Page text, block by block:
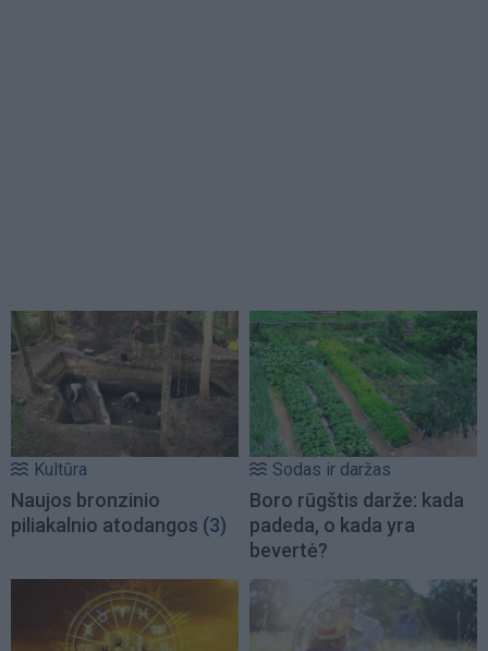
Kultūra
Naujos bronzinio
piliakalnio atodangos (3)
Sodas ir daržas
Boro rūgštis darže: kada
padeda, o kada yra
bevertė?